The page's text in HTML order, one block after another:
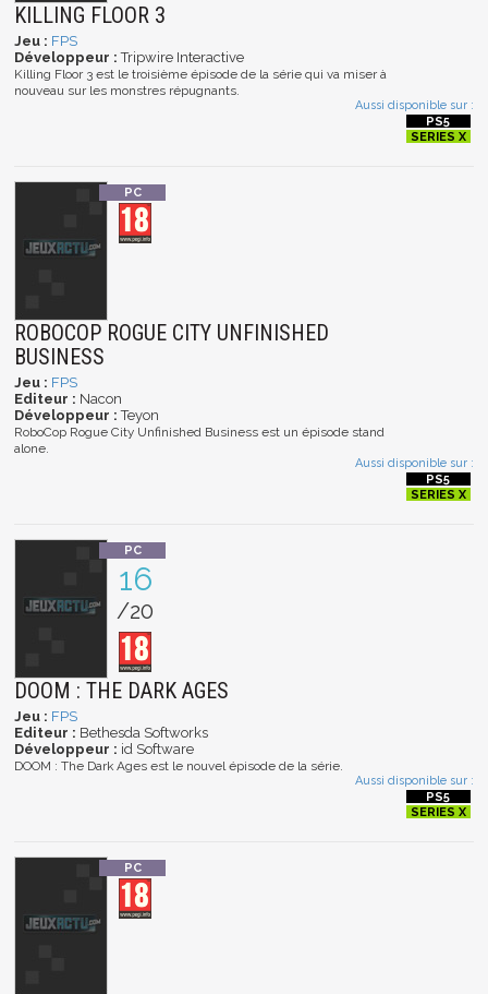
KILLING FLOOR 3
Jeu : FPS
Développeur : Tripwire Interactive
Killing Floor 3 est le troisième épisode de la série qui va miser à
nouveau sur les monstres répugnants.
Aussi disponible sur :
ROBOCOP ROGUE CITY UNFINISHED
BUSINESS
Jeu : FPS
Editeur : Nacon
Développeur : Teyon
RoboCop Rogue City Unfinished Business est un épisode stand
alone.
Aussi disponible sur :
16
/20
DOOM : THE DARK AGES
Jeu : FPS
Editeur : Bethesda Softworks
Développeur : id Software
DOOM : The Dark Ages est le nouvel épisode de la série.
Aussi disponible sur :